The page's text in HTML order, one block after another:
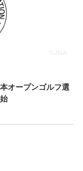
オープンゴルフ選